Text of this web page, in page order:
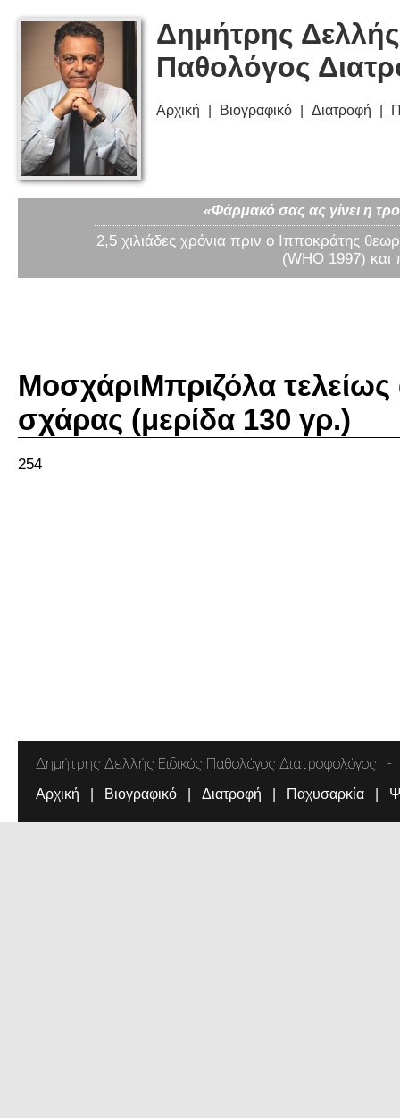
Δημήτρης
Παθολόγος
Αρχική Βιογραφικό Διατροφή
«Φάρμακό σας ας γίνει η
2,5 χιλιάδες χρόνια πριν ο Ιπποκράτης
(WHO 1997) και
ΜοσχάριΜπριζόλα
σχάρας (μερίδα 130 γρ.)
254
Δημήτρης Δελλής Ειδικός Παθολόγος Διατροφολόγος
Αρχική Βιογραφικό Διατροφή Παχυσαρκία